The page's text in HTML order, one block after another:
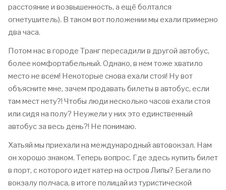
расстояние и возвышенность, а ещё болтался
огнетушитель). В таком вот положении мы ехали примерно
два часа.
Потом нас в городе Транг пересадили в другой автобус,
более комфортабельный. Однако, в нем тоже хватило
место не всем! Некоторые снова ехали стоя! Ну вот
объясните мне, зачем продавать билеты в автобус, если
там мест нету?! Чтобы люди несколько часов ехали стоя
или сидя на полу? Неужели у них это единственный
автобус за весь день?! Не понимаю.
Хатьяй мы приехали на международный автовокзал. Нам
он хорошо знаком. Теперь вопрос. Где здесь купить билет
в порт, с которого идет катер на остров Липы? Бегали по
вокзалу полчаса, в итоге полицай из туристической